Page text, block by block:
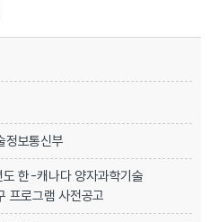
정보통신부
한-캐나다 양자과학기술
프로그램 사전공고